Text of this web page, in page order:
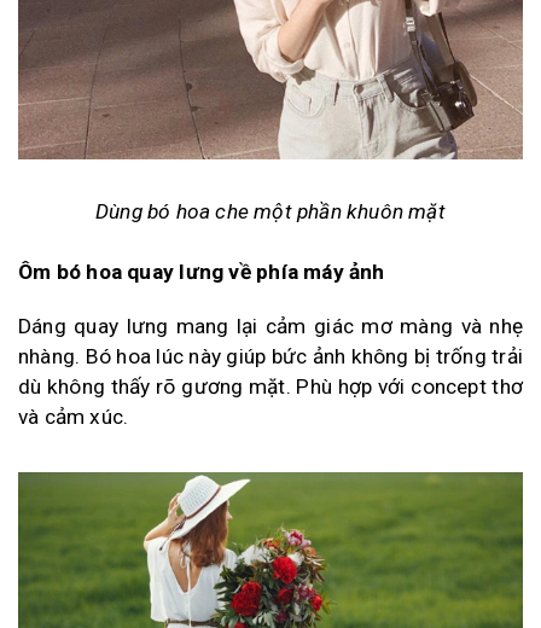
Dùng bó hoa che một phần khuôn mặt
Ôm bó hoa quay lưng về phía máy ảnh
Dáng quay lưng mang lại cảm giác mơ màng và nhẹ
nhàng. Bó hoa lúc này giúp bức ảnh không bị trống trải
dù không thấy rõ gương mặt. Phù hợp với concept thơ
và cảm xúc.